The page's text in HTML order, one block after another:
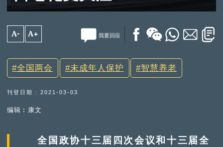
A- A+ 我要回应
全国两会 未成年人保护 智慧养老
刊登日期 : 2021-03-03
编辑︰康文
全国政协十三届四次会议和十三届全